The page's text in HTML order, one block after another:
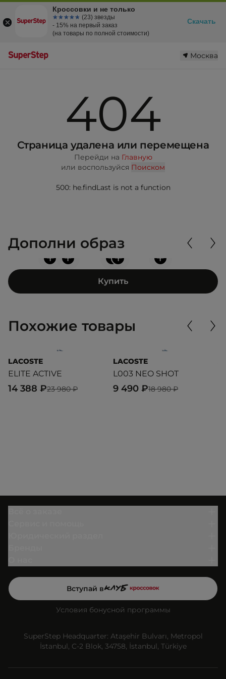
Москва
404
Страница удалена или перемещена
Перейди на Главную
или воспользуйся Поиском
500: he.findLast is not a function
Дополни образ
+
+
+ +
+
Купить
Похожие товары
LACOSTE
ELITE ACTIVE
23 980 ₽
14 388 ₽
LACOSTE
L003 NEO SHOT
18 980 ₽
9 490 ₽
Вступай в
Условия бонусной программы
SuperStep Headquarter: Ataşehir Bulvarı, Metropol
İstanbul, C-2 Blok, 34758, İstanbul, Türkiye
Кроссовки и не только
☆☆☆☆☆
★★★★★ (23) звезды
- 15% на первый заказ
(на товары по полной стоимости)
Скачать